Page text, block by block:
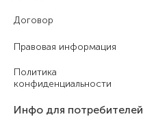
Договор
Правовая информация
Политика
конфиденциальности
Инфо для потребителей